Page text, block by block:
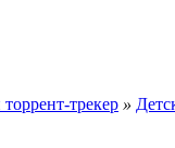
трекер »